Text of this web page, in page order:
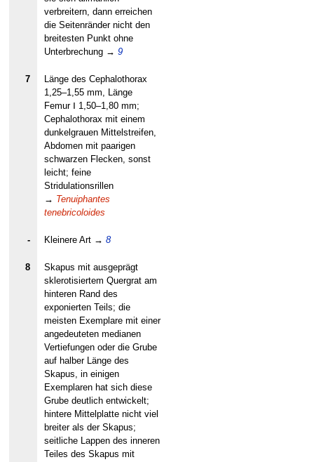
verbreitern, dann erreichen
die Seitenränder nicht den
breitesten Punkt ohne
Unterbrechung → 9
7
Länge des Cephalothorax
1,25–1,55 mm, Länge
Femur Ⅰ 1,50–1,80 mm;
Cephalothorax mit einem
dunkelgrauen Mittelstreifen,
Abdomen mit paarigen
schwarzen Flecken, sonst
leicht; feine
Stridulationsrillen
→ Tenuiphantes
tenebricoloides
- Kleinere Art → 8
8
Skapus mit ausgeprägt
sklerotisiertem Quergrat am
hinteren Rand des
exponierten Teils; die
meisten Exemplare mit einer
angedeuteten medianen
Vertiefungen oder die Grube
auf halber Länge des
Skapus, in einigen
Exemplaren hat sich diese
Grube deutlich entwickelt;
hintere Mittelplatte nicht viel
breiter als der Skapus;
seitliche Lappen des inneren
Teiles des Skapus mit